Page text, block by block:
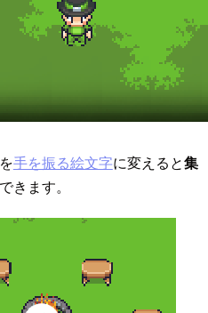
手を振る絵文字に変えると集
きます。